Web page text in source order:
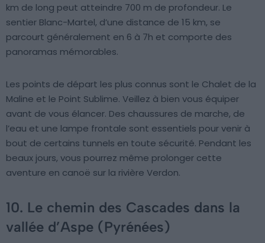
km de long peut atteindre 700 m de profondeur. Le
sentier Blanc-Martel, d’une distance de 15 km, se
parcourt généralement en 6 à 7h et comporte des
panoramas mémorables.
Les points de départ les plus connus sont le Chalet de la
Maline et le Point Sublime. Veillez à bien vous équiper
avant de vous élancer. Des chaussures de marche, de
l’eau et une lampe frontale sont essentiels pour venir à
bout de certains tunnels en toute sécurité. Pendant les
beaux jours, vous pourrez même prolonger cette
aventure en canoë sur la rivière Verdon.
10. Le chemin des Cascades dans la
vallée d’Aspe (Pyrénées)